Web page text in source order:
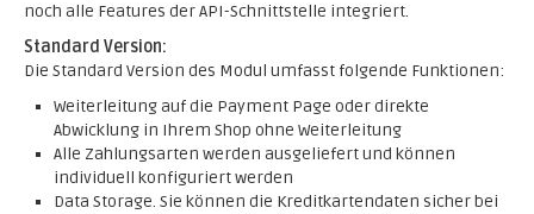
noch alle Features der API-Schnittstelle integriert.
Standard Version:
Die Standard Version des Modul umfasst folgende Funktionen:
Weiterleitung auf die Payment Page oder direkte
Abwicklung in Ihrem Shop ohne Weiterleitung
Alle Zahlungsarten werden ausgeliefert und können
individuell konfiguriert werden
Data Storage. Sie können die Kreditkartendaten sicher bei